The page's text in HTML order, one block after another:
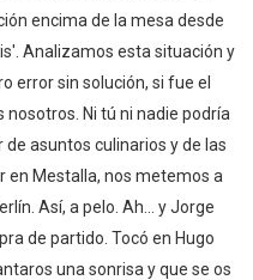
encima de la mesa desde
Analizamos esta situación y
error sin solución, si fue el
nosotros. Ni tú ni nadie podría
asuntos culinarios y de las
en Mestalla, nos metemos a
Así, a pelo. Ah... y Jorge
de partido. Tocó en Hugo
una sonrisa y que se os